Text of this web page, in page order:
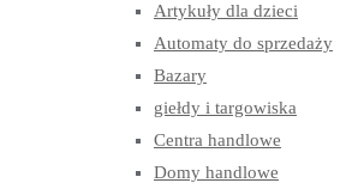
Artykuły dla dzieci
Automaty do sprzedaży
Bazary
giełdy i targowiska
Centra handlowe
Domy handlowe